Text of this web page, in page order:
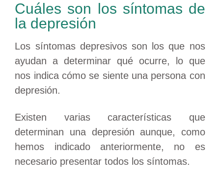
Cuáles son los síntomas de
la depresión
Los síntomas depresivos son los que nos
ayudan a determinar qué ocurre, lo que
nos indica cómo se siente una persona con
depresión.
Existen varias características que
determinan una depresión aunque, como
hemos indicado anteriormente, no es
necesario presentar todos los síntomas.